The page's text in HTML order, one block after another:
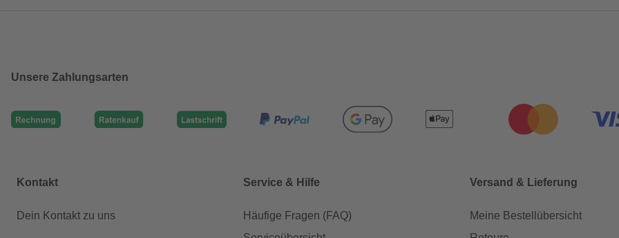
Unsere Zahlungsarten
Kontakt
Dein Kontakt zu uns
Service & Hilfe
Häufige Fragen (FAQ)
Versand & Lieferung
Meine Bestellübersicht